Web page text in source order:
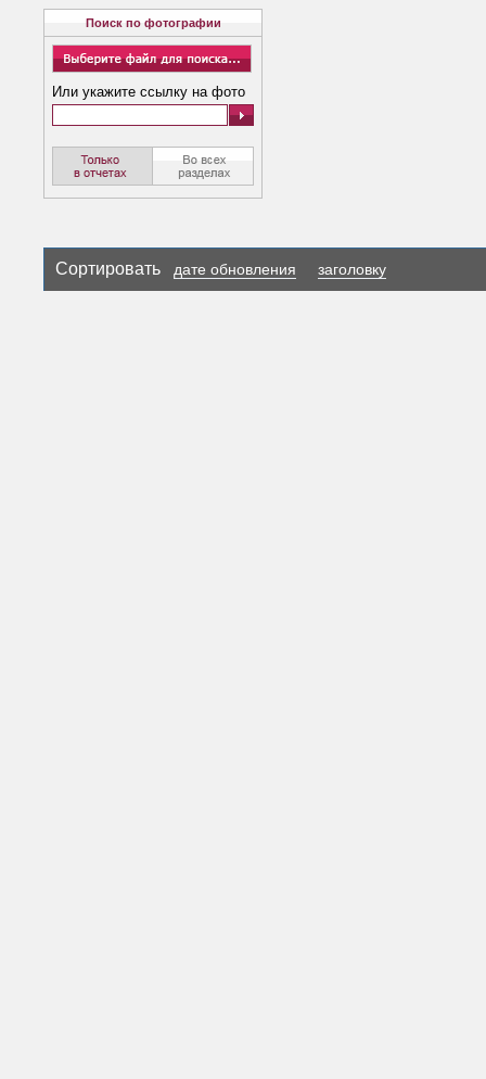
Поиск по фотографии
Или укажите ссылку на фото
Сортировать дате обновления заголовку